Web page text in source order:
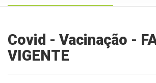
Covid - Vacinação -
VIGENTE